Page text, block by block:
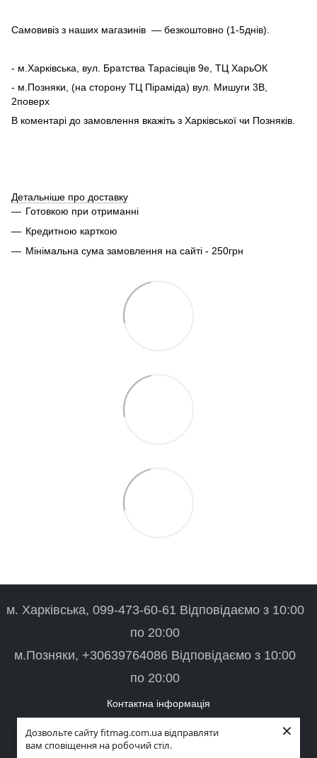
Дозвольте сайту fitmag.com.ua відправляти
вам сповіщення на робочий стіл.
×
Самовивіз з наших магазинів — безкоштовно (1-5днів).
- м.Харківська, вул. Братства Тарасівців 9е, ТЦ ХарьОК
- м.Позняки, (на сторону ТЦ Піраміда) вул. Мишуги 3В,
2поверх
В коментарі до замовлення вкажіть з Харківської чи Позняків.
Детальніше про доставку
Готовкою при отриманні
Кредитною карткою
Мінімальна сума замовлення на сайті - 250грн
м. Харківська, 099-473-60-61 Відповідаємо з 10:00
по 20:00
м.Позняки, +30639764086 Відповідаємо з 10:00
по 20:00
Контактна інформація
Повна версія сайту